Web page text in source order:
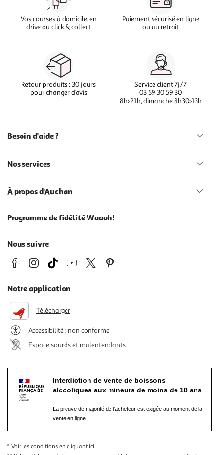
Vos courses à domicile, en
drive ou click & collect
Paiement sécurisé en ligne
ou au retrait
Retour produits : 30 jours
pour changer d’avis
Service client 7j/7
03 59 30 59 30
8h>21h, dimanche 8h30>13h
Besoin d'aide ?
Nos services
À propos d'Auchan
Programme de fidélité Waaoh!
Nous suivre
Notre application
Télécharger
Accessibilité : non conforme
Espace sourds et malentendants
Interdiction de vente de boissons
alcooliques aux mineurs de moins de 18 ans
La preuve de majorité de l'acheteur est exigée au moment de la
vente en ligne.
* Voir les conditions en cliquant ici